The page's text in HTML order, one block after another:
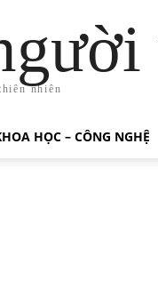
nhiên
HỌC – CÔNG NGHỆ